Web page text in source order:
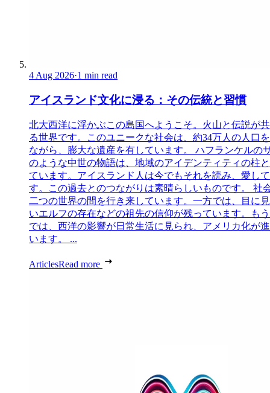
4 Aug 2026·1 min read
アイスランド文化に浸る：その伝統と習慣
北大西洋に浮かぶこの島国へようこそ。火山と伝説が
る世界です。このユニークな社会は、約34万人の人口
ながら、膨大な遺産を有しています。 ハフランケルの
のような中世の物語は、地域のアイデンティティの柱
ています。アイスランド人は今でもそれを読み、愛し
す。この過去とのつながりは素晴らしいものです。 社
二つの世界の間を行き来しています。一方では、目に
いエルフの存在などの祖先の信仰が残っています。も
では、西洋の影響が日常生活に見られ、アメリカ化が
います。 ...
ArticlesRead more